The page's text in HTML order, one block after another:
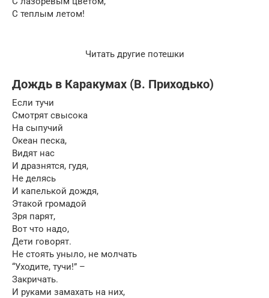
С теплым летом!
Читать другие потешки
Дождь в Каракумах (В. Приходько)
Если тучи
Смотрят свысока
На сыпучий
Океан песка,
Видят нас
И дразнятся, гудя,
Не делясь
И капелькой дождя,
Этакой громадой
Зря парят,
Вот что надо,
Дети говорят.
Не стоять уныло, не молчать
“Уходите, тучи!” –
Закричать.
И руками замахать на них,